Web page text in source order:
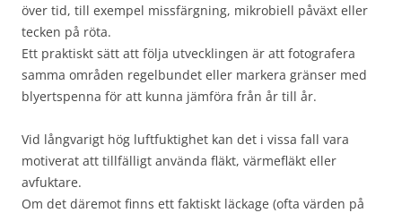
över tid, till exempel missfärgning, mikrobiell påväxt eller
tecken på röta.
Ett praktiskt sätt att följa utvecklingen är att fotografera
samma områden regelbundet eller markera gränser med
blyertspenna för att kunna jämföra från år till år.
Vid långvarigt hög luftfuktighet kan det i vissa fall vara
motiverat att tillfälligt använda fläkt, värmefläkt eller
avfuktare.
Om det däremot finns ett faktiskt läckage (ofta värden på